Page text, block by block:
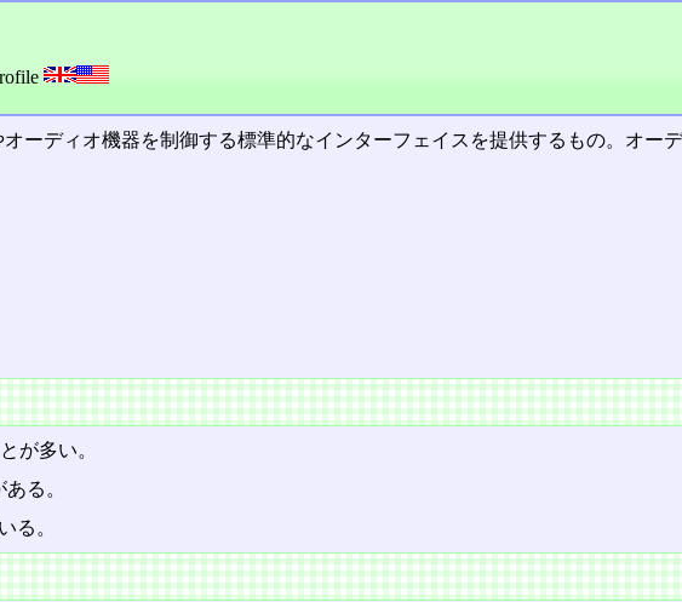
ーディオ機器を制御する標準的なインターフェイスを提供するもの。オー
が多い。
る。
る。